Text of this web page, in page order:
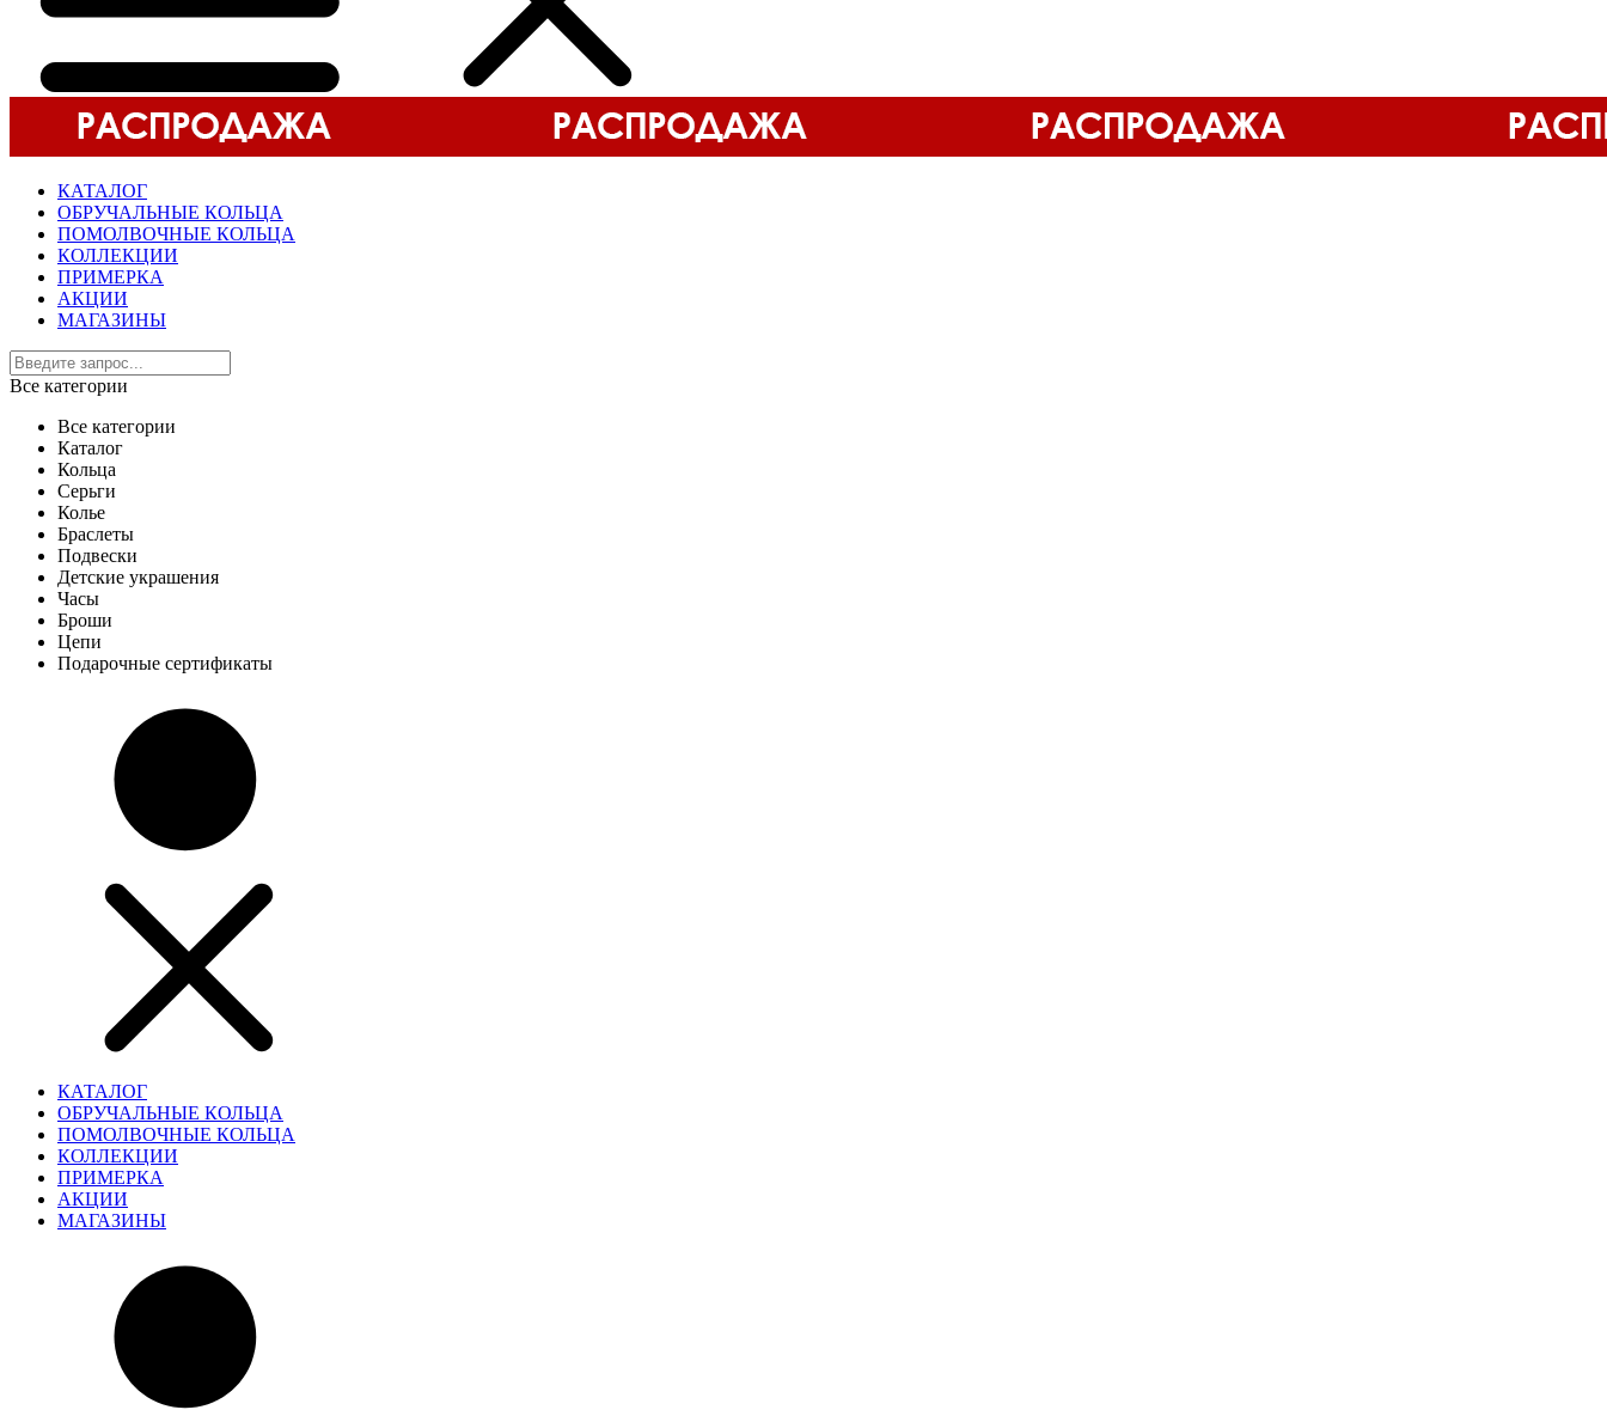
КАТАЛОГ
ОБРУЧАЛЬНЫЕ КОЛЬЦА
ПОМОЛВОЧНЫЕ КОЛЬЦА
КОЛЛЕКЦИИ
ПРИМЕРКА
АКЦИИ
МАГАЗИНЫ
Все категории
Все категории
Каталог
Кольца
Серьги
Колье
Браслеты
Подвески
Детские украшения
Часы
Броши
Цепи
Подарочные сертификаты
КАТАЛОГ
ОБРУЧАЛЬНЫЕ КОЛЬЦА
ПОМОЛВОЧНЫЕ КОЛЬЦА
КОЛЛЕКЦИИ
ПРИМЕРКА
АКЦИИ
МАГАЗИНЫ